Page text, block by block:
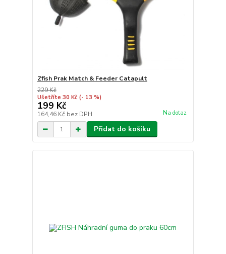
Zfish Prak Match & Feeder Catapult
229 Kč
Ušetříte 30 Kč (- 13 %)
199 Kč
164,46 Kč bez DPH Na dotaz
Přidat do košíku